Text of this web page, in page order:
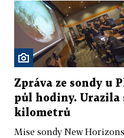
Zpráva ze sondy u
půl hodiny.
kilometrů
Mise sondy New